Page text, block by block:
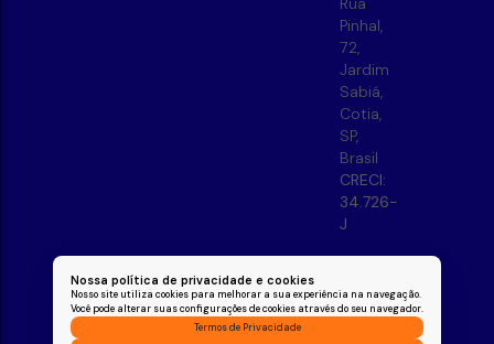
Nossa política de privacidade e cookies
Nosso site utiliza cookies para melhorar a sua experiência na navegação.
Você pode alterar suas configurações de cookies através do seu navegador.
Termos de Privacidade
Pinhal,
72,
Jardim
Sabiá,
Cotia,
SP,
Brasil
CRECI:
34.726-
J